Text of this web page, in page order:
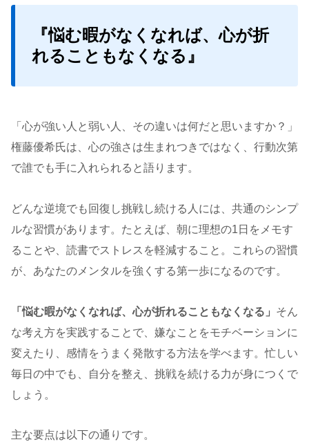
『悩む暇がなくなれば、心が折
れることもなくなる』
「心が強い人と弱い人、その違いは何だと思いますか？」
権藤優希氏は、心の強さは生まれつきではなく、行動次第
で誰でも手に入れられると語ります。
どんな逆境でも回復し挑戦し続ける人には、共通のシンプ
ルな習慣があります。たとえば、朝に理想の1日をメモす
ることや、読書でストレスを軽減すること。これらの習慣
が、あなたのメンタルを強くする第一歩になるのです。
「悩む暇がなくなれば、心が折れることもなくなる」 そん
な考え方を実践することで、嫌なことをモチベーションに
変えたり、感情をうまく発散する方法を学べます。忙しい
毎日の中でも、自分を整え、挑戦を続ける力が身につくで
しょう。
主な要点は以下の通りです。